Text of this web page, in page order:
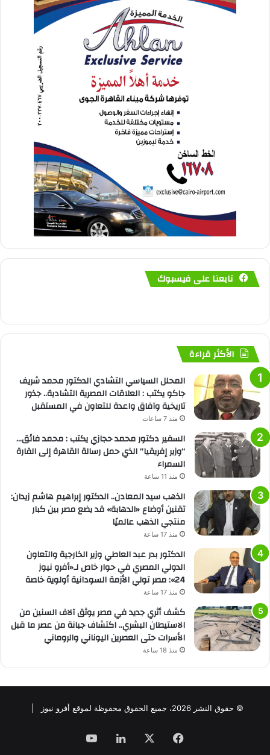
تابعنا على فيسبوك
الأكثر قراءة
المحلل السياسي التشادي الدكتور محمد شريف
جاكو يكتب : العلاقات المصرية التشادية.. جذور
تاريخية وآفاق واعدة للتعاون في المستقبل
منذ 7 ساعات
السفير دكتور محمد حجازي يكتب : محمد فائق…
“وزير إفريقيا” الذي حمل رسالة القاهرة إلى القارة
السمراء
منذ 11 ساعة
الذهب سيد المعادن.. الدكتور إبراهيم هاشم زيدان:
تقنين أوضاع «الدهابة» قد يضع مصر بين كبار
منتجي الذهب عالميًا
منذ 17 ساعة
الدكتور بدر عبد العاطي وزير الخارجية والتعاون
الدولي المصري في حوار خاص لـ«أفرو نيوز
24»: مصر تولي الأزمة السودانية أولوية خاصة
منذ 17 ساعة
كشف أثري جديد في مصر يوثق آلاف السنين من
الاستيطان البشري.. اكتشاف جبانة من عصر ما قبل
الأسرات حتى العصرين اليوناني والروماني
منذ 18 ساعة
© حقوق النشر 2026، جميع الحقوق محفوظة لموقع أفرو نيوز |
فيسبوك لينكدإن